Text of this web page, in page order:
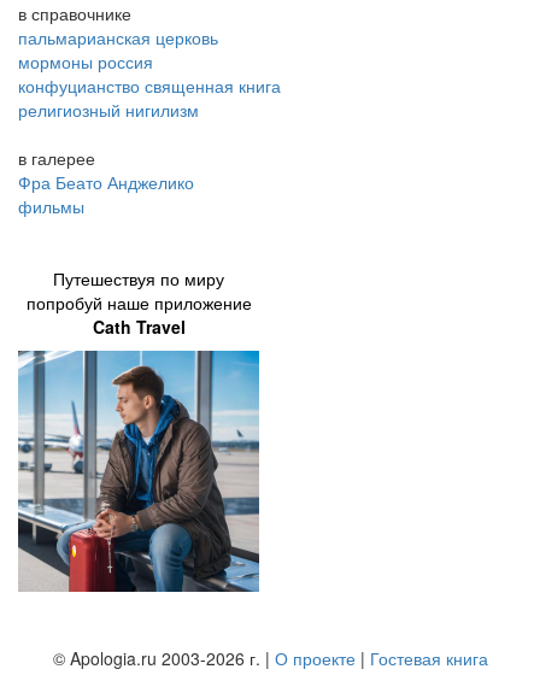
в справочнике
пальмарианская церковь
мормоны россия
конфуцианство священная книга
религиозный нигилизм
в галерее
Фра Беато Анджелико
фильмы
Путешествуя по миру
попробуй наше приложение
Cath Travel
© Apologia.ru 2003-2026 г. | О проекте| Гостевая книга